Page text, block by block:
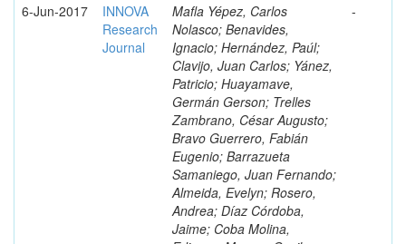
6-Jun-2017
INNOVA
Research
Journal
Mafla Yépez, Carlos
Nolasco; Benavides,
Ignacio; Hernández, Paúl;
Clavijo, Juan Carlos; Yánez,
Patricio; Huayamave,
Germán Gerson; Trelles
Zambrano, César Augusto;
Bravo Guerrero, Fabián
Eugenio; Barrazueta
Samaniego, Juan Fernando;
Almeida, Evelyn; Rosero,
Andrea; Díaz Córdoba,
Jaime; Coba Molina,
-